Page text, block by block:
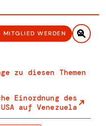
MITGLIED WERDEN 
zu diesen Themen
Einordnung des
auf Venezuela